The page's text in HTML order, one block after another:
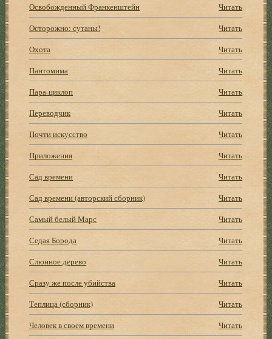
Освобожденный Франкенштейн
Читать
Осторожно: сутаны!
Читать
Охота
Читать
Пантомима
Читать
Пара-циклоп
Читать
Переводчик
Читать
Почти искусство
Читать
Приложения
Читать
Сад времени
Читать
Сад времени (авторский сборник)
Читать
Самый белый Марс
Читать
Седая Борода
Читать
Слюнное дерево
Читать
Сразу же после убийства
Читать
Теплица (сборник)
Читать
Человек в своем времени
Читать